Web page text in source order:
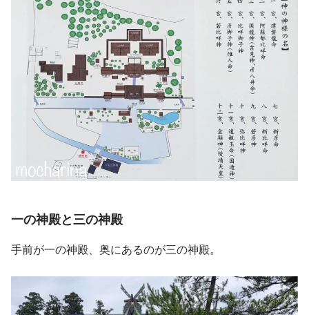
一の神殿と三の神殿
手前が一の神殿、奥にあるのが三の神殿。